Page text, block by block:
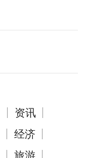
资讯
经济
旅游